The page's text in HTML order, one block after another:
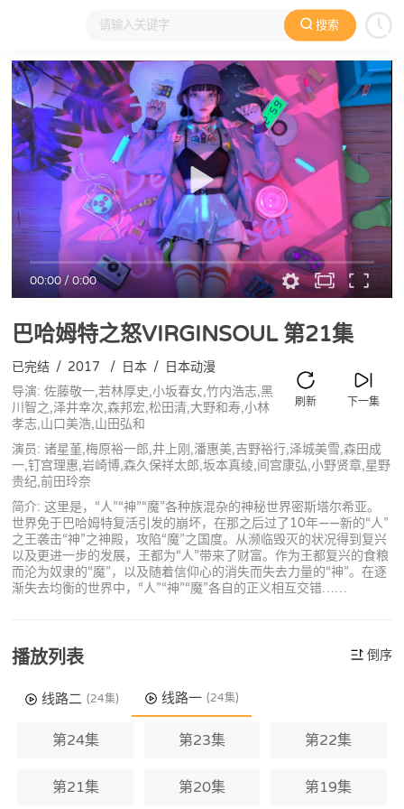
搜索
大家在看 日本动漫 国产动漫 欧美动漫 动漫电影
00:00/0:00
巴哈姆特之怒VIRGINSOUL第21集
下一集
刷新
已完结 / 2017 / 日本 / 日本动漫
导演: 佐藤敬一,若林厚史,小坂春女,竹内浩志,黑
川智之,泽井幸次,森邦宏,松田清,大野和寿,小林
孝志,山口美浩,山田弘和
演员: 诸星堇,梅原裕一郎,井上刚,潘惠美,吉野裕行,泽城美雪,森田成
一,钉宫理惠,岩崎博,森久保祥太郎,坂本真绫,间宫康弘,小野贤章,星野
贵纪,前田玲奈
简介: 这里是，“人”“神”“魔”各种族混杂的神秘世界密斯塔尔希亚。
世界免于巴哈姆特复活引发的崩坏，在那之后过了10年——新的“人”
之王袭击“神”之神殿，攻陷“魔”之国度。从濒临毁灭的状况得到复兴
以及更进一步的发展，王都为“人”带来了财富。作为王都复兴的食粮
而沦为奴隶的“魔”，以及随着信仰心的消失而失去力量的“神”。在逐
渐失去均衡的世界中，“人”“神”“魔”各自的正义相互交错……
播放列表 倒序
线路二 (24集) 线路一 (24集)
第24集 第23集 第22集
第21集 第20集 第19集